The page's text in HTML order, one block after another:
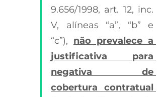
9.656/1998, art. 12, inc.
V, alíneas “a”, “b” e
“c”), não prevalece a
justificativa para
negativa de
cobertura contratual